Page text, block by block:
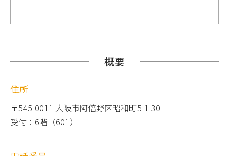
概要
住所
〒545-0011 大阪市阿倍野区昭和町5-1-30
受付：6階（601）